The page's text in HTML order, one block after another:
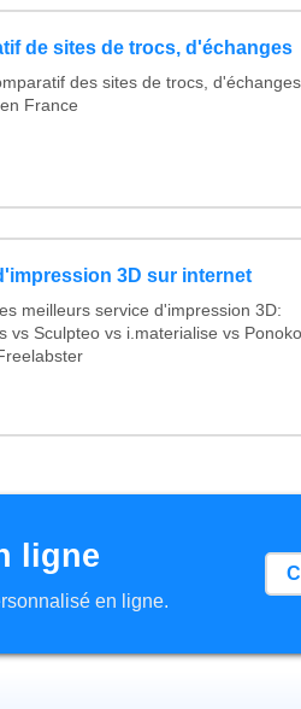
de sites de trocs, d'échanges
des sites de trocs,
France
3D sur internet
meilleurs service d'impression 3D:
vs Sculpteo vs i.materialise vs
ligne
en ligne.